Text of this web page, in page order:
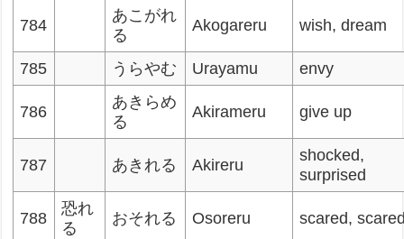
784
あこがれ
る
Akogareru wish, dream
785 うらやむ Urayamu envy
786
あきらめ
る
Akirameru give up
787 あきれる Akireru
shocked,
surprised
788
恐れ
る
おそれる Osoreru scared,